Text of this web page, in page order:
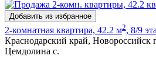
Добавить из избранное
2-комнатная квартира, 42.2 м2, 8/9
Краснодарский край, Новороссийск
Цемдолина с.